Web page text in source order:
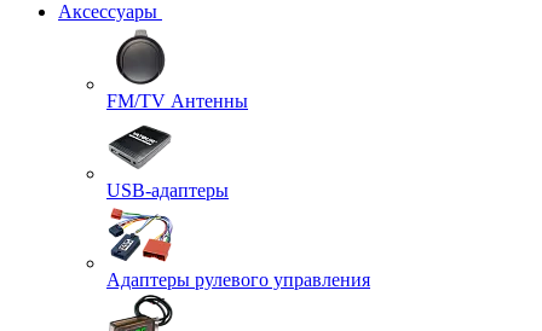
Аксессуары
FM/TV Антенны
USB-адаптеры
Адаптеры рулевого управления